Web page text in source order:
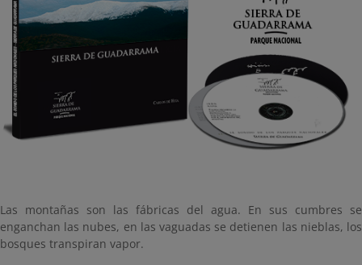
Las montañas son las fábricas del agua. En sus cumbres se
enganchan las nubes, en las vaguadas se detienen las nieblas, los
bosques transpiran vapor.